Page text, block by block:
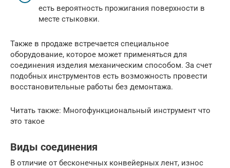
есть вероятность прожигания поверхности в
месте стыковки.
Также в продаже встречается специальное
оборудование, которое может применяться для
соединения изделия механическим способом. За счет
подобных инструментов есть возможность провести
восстановительные работы без демонтажа.
Читать также: Многофункциональный инструмент что
это такое
Виды соединения
В отличие от бесконечных конвейерных лент, износ